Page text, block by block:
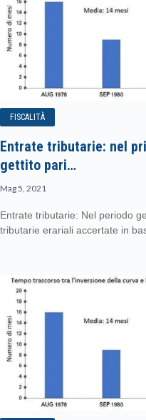
FISCALITÀ
Entrate tributarie: nel
gettito pari…
Mag 5, 2021
Entrate tributarie: Nel periodo
tributarie erariali accertate in